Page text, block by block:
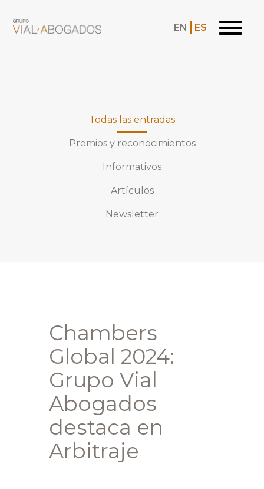
EN ES
Todas las entradas
Premios y reconocimientos
Informativos
Artículos
Newsletter
Chambers
Global 2024:
Grupo Vial
Abogados
destaca en
Arbitraje